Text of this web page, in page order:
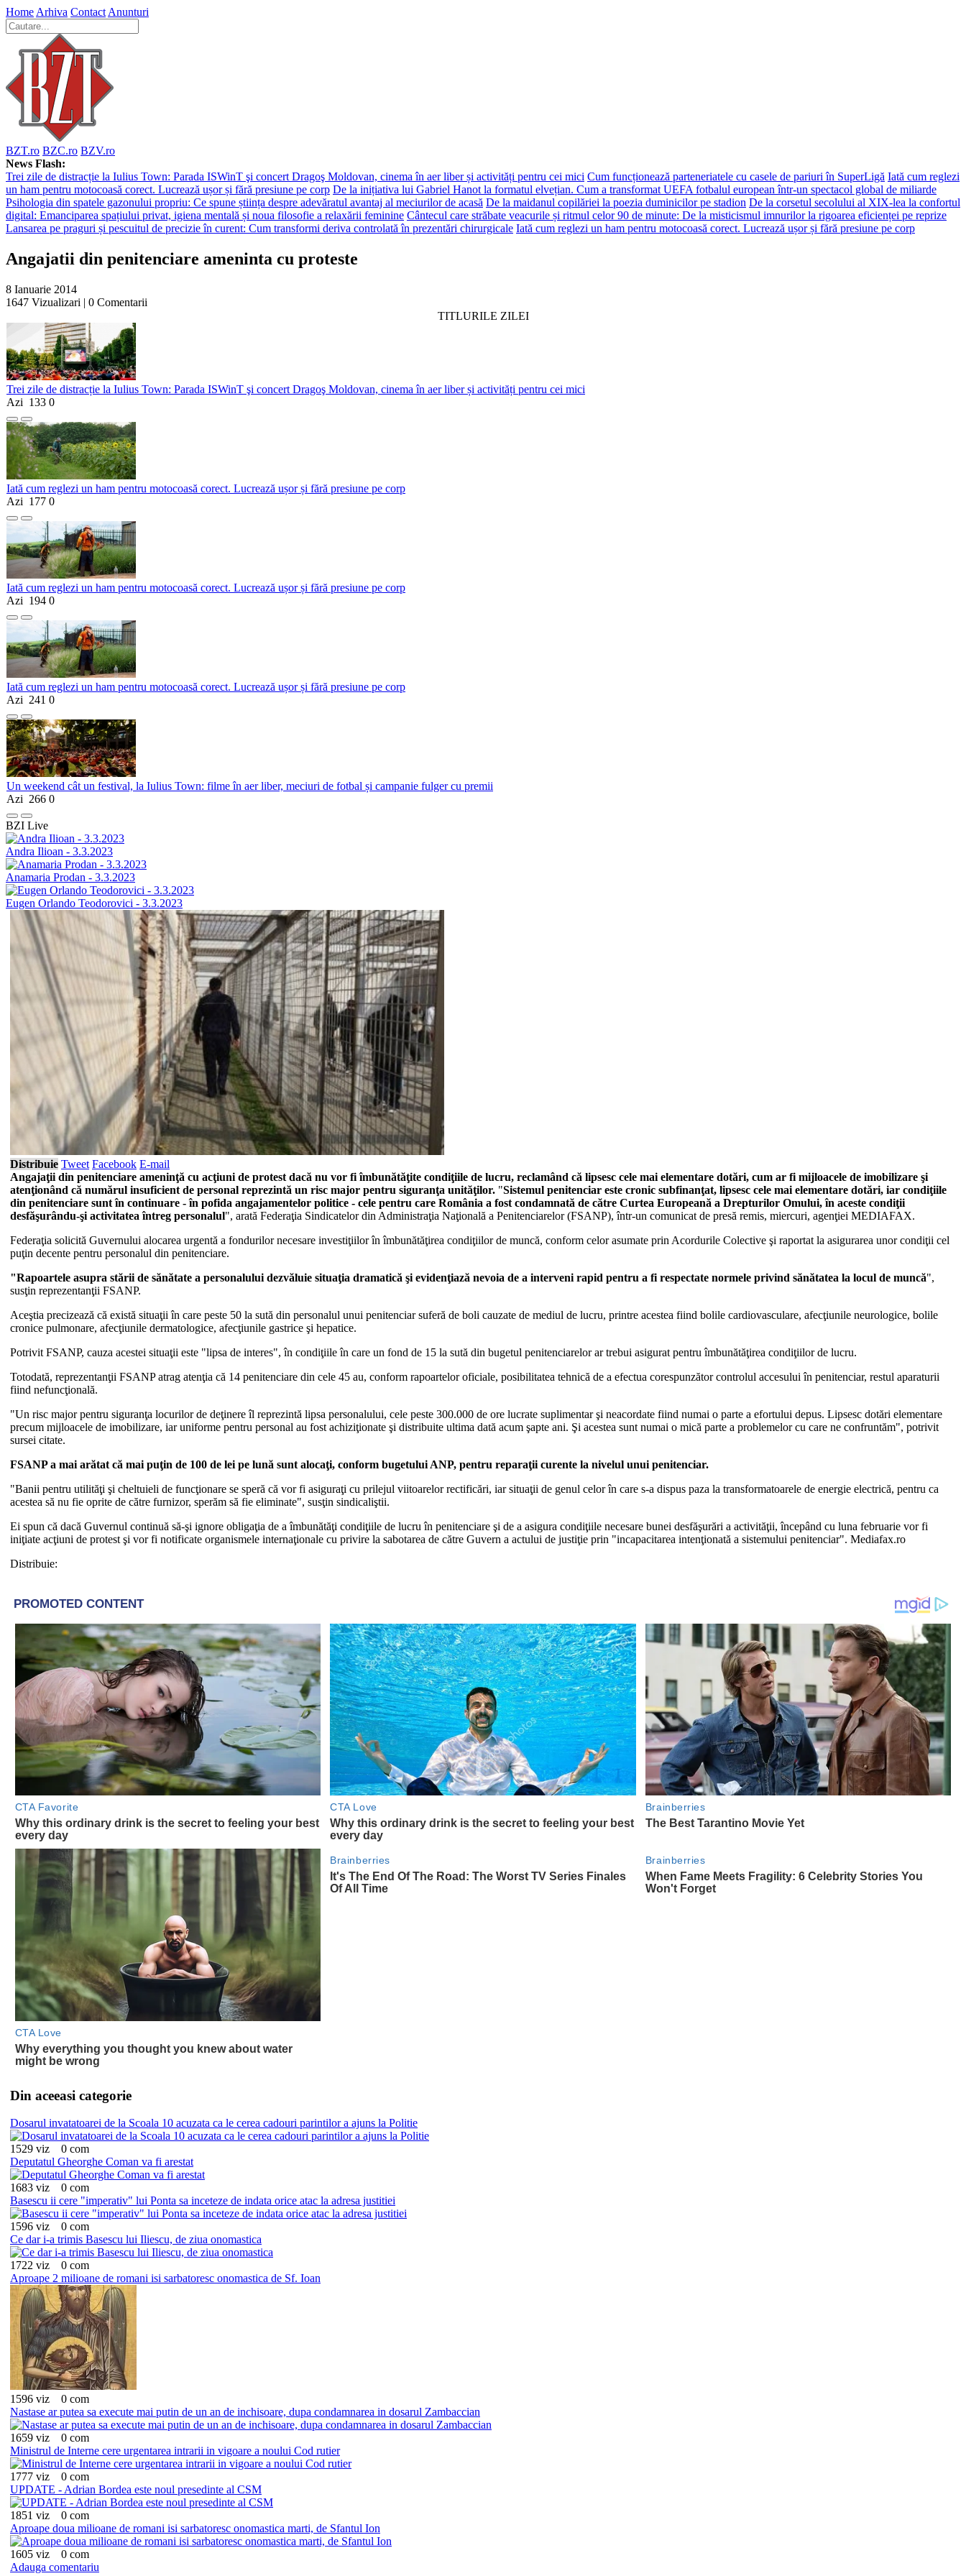
Home Arhiva Contact Anunturi
BZT.ro BZC.ro BZV.ro
News Flash:
Trei zile de distracție la Iulius Town: Parada ISWinT şi concert Dragoş Moldovan, cinema în aer liber și activități pentru cei mici Cum funcționează parteneriatele cu casele de pariuri în SuperLigă Iată cum reglezi
un ham pentru motocoasă corect. Lucrează ușor și fără presiune pe corp De la inițiativa lui Gabriel Hanot la formatul elvețian. Cum a transformat UEFA fotbalul european într-un spectacol global de miliarde
Psihologia din spatele gazonului propriu: Ce spune știința despre adevăratul avantaj al meciurilor de acasă De la maidanul copilăriei la poezia duminicilor pe stadion De la corsetul secolului al XIX-lea la confortul
digital: Emanciparea spațiului privat, igiena mentală și noua filosofie a relaxării feminine Cântecul care străbate veacurile și ritmul celor 90 de minute: De la misticismul imnurilor la rigoarea eficienței pe reprize
Lansarea pe praguri și pescuitul de precizie în curent: Cum transformi deriva controlată în prezentări chirurgicale Iată cum reglezi un ham pentru motocoasă corect. Lucrează ușor și fără presiune pe corp
Angajatii din penitenciare ameninta cu proteste
8 Ianuarie 2014
1647 Vizualizari | 0 Comentarii
TITLURILE ZILEI
Trei zile de distracție la Iulius Town: Parada ISWinT şi concert Dragoş Moldovan, cinema în aer liber și activități pentru cei mici
Azi 133 0
Iată cum reglezi un ham pentru motocoasă corect. Lucrează ușor și fără presiune pe corp
Azi 177 0
Iată cum reglezi un ham pentru motocoasă corect. Lucrează ușor și fără presiune pe corp
Azi 194 0
Iată cum reglezi un ham pentru motocoasă corect. Lucrează ușor și fără presiune pe corp
Azi 241 0
Un weekend cât un festival, la Iulius Town: filme în aer liber, meciuri de fotbal și campanie fulger cu premii
Azi 266 0
BZI Live
Andra Ilioan - 3.3.2023
Anamaria Prodan - 3.3.2023
Eugen Orlando Teodorovici - 3.3.2023
Distribuie Tweet Facebook E-mail
Angajaţii din penitenciare ameninţă cu acţiuni de protest dacă nu vor fi îmbunătăţite condiţiile de lucru, reclamând că lipsesc cele mai elementare dotări, cum ar fi mijloacele de imobilizare şi
atenţionând că numărul insuficient de personal reprezintă un risc major pentru siguranţa unităţilor. "Sistemul penitenciar este cronic subfinanţat, lipsesc cele mai elementare dotări, iar condiţiile
din penitenciare sunt în continuare - în pofida angajamentelor politice - cele pentru care România a fost condamnată de către Curtea Europeană a Drepturilor Omului, în aceste condiţii
desfăşurându-şi activitatea întreg personalul", arată Federaţia Sindicatelor din Administraţia Naţională a Penitenciarelor (FSANP), într-un comunicat de presă remis, miercuri, agenţiei MEDIAFAX.
Federaţia solicită Guvernului alocarea urgentă a fondurilor necesare investiţiilor în îmbunătăţirea condiţiilor de muncă, conform celor asumate prin Acordurile Colective şi raportat la asigurarea unor condiţii cel
puţin decente pentru personalul din penitenciare.
"Rapoartele asupra stării de sănătate a personalului dezvăluie situaţia dramatică şi evidenţiază nevoia de a interveni rapid pentru a fi respectate normele privind sănătatea la locul de muncă",
susţin reprezentanţii FSANP.
Aceştia precizează că există situaţii în care peste 50 la sută din personalul unui penitenciar suferă de boli cauzate de mediul de lucru, printre acestea fiind bolile cardiovasculare, afecţiunile neurologice, bolile
cronice pulmonare, afecţiunile dermatologice, afecţiunile gastrice şi hepatice.
Potrivit FSANP, cauza acestei situaţii este "lipsa de interes", în condiţiile în care un fond de 15 la sută din bugetul penitenciarelor ar trebui asigurat pentru îmbunătăţirea condiţiilor de lucru.
Totodată, reprezentanţii FSANP atrag atenţia că 14 penitenciare din cele 45 au, conform rapoartelor oficiale, posibilitatea tehnică de a efectua corespunzător controlul accesului în penitenciar, restul aparaturii
fiind nefuncţională.
"Un risc major pentru siguranţa locurilor de deţinere îl reprezintă lipsa personalului, cele peste 300.000 de ore lucrate suplimentar şi neacordate fiind numai o parte a efortului depus. Lipsesc dotări elementare
precum mijloacele de imobilizare, iar uniforme pentru personal au fost achiziţionate şi distribuite ultima dată acum şapte ani. Şi acestea sunt numai o mică parte a problemelor cu care ne confruntăm", potrivit
sursei citate.
FSANP a mai arătat că mai puţin de 100 de lei pe lună sunt alocaţi, conform bugetului ANP, pentru reparaţii curente la nivelul unui penitenciar.
"Banii pentru utilităţi şi cheltuieli de funcţionare se speră că vor fi asiguraţi cu prilejul viitoarelor rectificări, iar situaţii de genul celor în care s-a dispus paza la transformatoarele de energie electrică, pentru ca
acestea să nu fie oprite de către furnizor, sperăm să fie eliminate", susţin sindicaliştii.
Ei spun că dacă Guvernul continuă să-şi ignore obligaţia de a îmbunătăţi condiţiile de lucru în penitenciare şi de a asigura condiţiile necesare bunei desfăşurări a activităţii, începând cu luna februarie vor fi
iniţiate acţiuni de protest şi vor fi notificate organismele internaţionale cu privire la sabotarea de către Guvern a actului de justiţie prin "incapacitarea intenţionată a sistemului penitenciar". Mediafax.ro
Distribuie:
Din aceeasi categorie
Dosarul invatatoarei de la Scoala 10 acuzata ca le cerea cadouri parintilor a ajuns la Politie
1529 viz
0 com
Deputatul Gheorghe Coman va fi arestat
1683 viz
0 com
Basescu ii cere "imperativ" lui Ponta sa inceteze de indata orice atac la adresa justitiei
1596 viz
0 com
Ce dar i-a trimis Basescu lui Iliescu, de ziua onomastica
1722 viz
0 com
Aproape 2 milioane de romani isi sarbatoresc onomastica de Sf. Ioan
1596 viz
0 com
Nastase ar putea sa execute mai putin de un an de inchisoare, dupa condamnarea in dosarul Zambaccian
1659 viz
0 com
Ministrul de Interne cere urgentarea intrarii in vigoare a noului Cod rutier
1777 viz
0 com
UPDATE - Adrian Bordea este noul presedinte al CSM
1851 viz
0 com
Aproape doua milioane de romani isi sarbatoresc onomastica marti, de Sfantul Ion
1605 viz
0 com
Adauga comentariu